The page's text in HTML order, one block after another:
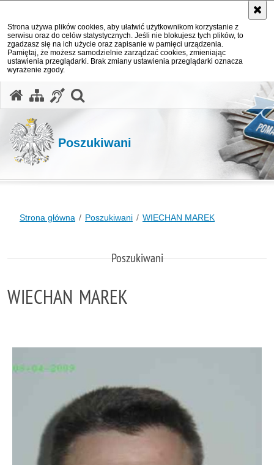
Strona używa plików cookies, aby ułatwić użytkownikom korzystanie z
serwisu oraz do celów statystycznych. Jeśli nie blokujesz tych plików, to
zgadzasz się na ich użycie oraz zapisanie w pamięci urządzenia.
Pamiętaj, że możesz samodzielnie zarządzać cookies, zmieniając
ustawienia przeglądarki. Brak zmiany ustawienia przeglądarki oznacza
wyrażenie zgody.
Poszukiwani
Strona główna Poszukiwani WIECHAN MAREK
Poszukiwani
WIECHAN MAREK